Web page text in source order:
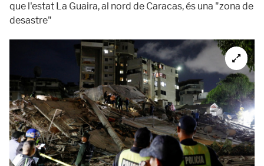
que l'estat La Guaira, al nord de Caracas, és una "zona de
desastre"